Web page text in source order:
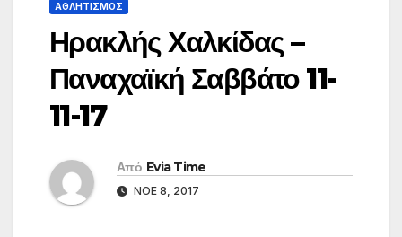
ΑΘΛΗΤΙΣΜΟΣ
Ηρακλής Χαλκίδας –
Παναχαϊκή Σαββάτο 11-
11-17
Από Evia Time
ΝΟΈ 8, 2017